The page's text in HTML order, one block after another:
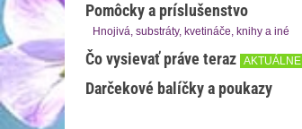
Pomôcky a príslušenstvo
Hnojivá, substráty, kvetináče, knihy a iné
Čo vysievať práve teraz AKTUÁLNE
Darčekové balíčky a poukazy